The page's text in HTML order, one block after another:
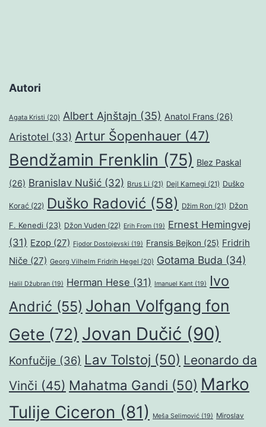
Autori
Agata Kristi (20) Albert Ajnštajn (35) Anatol Frans (26)
Aristotel (33) Artur Šopenhauer (47)
Bendžamin Frenklin (75) Blez Paskal
(26) Branislav Nušić (32) Brus Li (21) Dejl Karnegi (21) Duško
Korać (22) Duško Radović (58) Džim Ron (21) Džon
F. Kenedi (23) Džon Vuden (22) Erih From (19) Ernest Hemingvej
(31) Ezop (27) Fjodor Dostojevski (19) Fransis Bejkon (25) Fridrih
Niče (27) Georg Vilhelm Fridrih Hegel (20) Gotama Buda (34)
Halil Džubran (19) Herman Hese (31) Imanuel Kant (19)
Ivo
Andrić (55) Johan Volfgang fon
Gete (72) Jovan Dučić (90)
Konfučije (36) Lav Tolstoj (50) Leonardo da
Vinči (45) Mahatma Gandi (50) Marko
Tulije Ciceron (81) Meša Selimović (19) Miroslav